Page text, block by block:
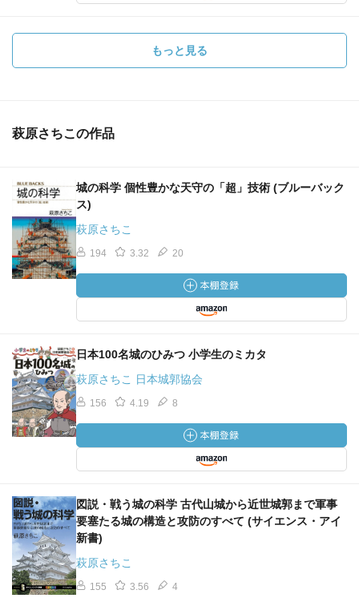
もっと見る
萩原さちこの作品
城の科学 個性豊かな天守の「超」技術 (ブルーバック
ス)
萩原さちこ
194 3.32 20
日本100名城のひみつ 小学生のミカタ
萩原さちこ 日本城郭協会
156 4.19 8
図説・戦う城の科学 古代山城から近世城郭まで軍事
要塞たる城の構造と攻防のすべて (サイエンス・アイ
新書)
萩原さちこ
155 3.56 4